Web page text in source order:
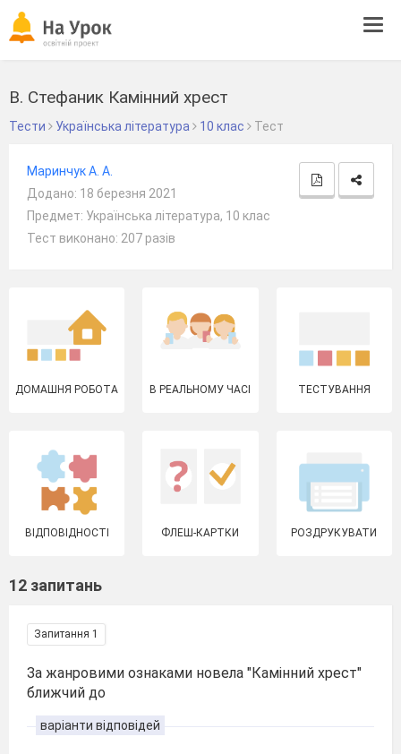
В. Стефаник Камінний хрест
Тести Українська література 10 клас Тест
Маринчук А. А.
Додано: 18 березня 2021
Предмет: Українська література, 10 клас
Тест виконано: 207 разів
ДОМАШНЯ РОБОТА В РЕАЛЬНОМУ ЧАСІ ТЕСТУВАННЯ
ВІДПОВІДНОСТІ ФЛЕШ-КАРТКИ РОЗДРУКУВАТИ
12 запитань
Запитання 1
За жанровими ознаками новела "Камінний хрест"
ближчий до
варіанти відповідей